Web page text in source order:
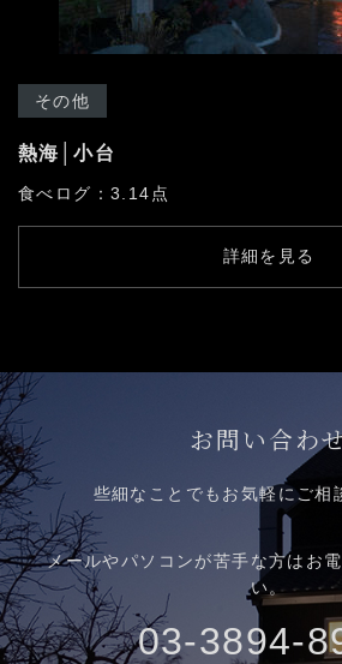
その他
熱海│小台
食べログ：3.14点
詳細を見る
お問い合わ
些細なことでもお気軽にご相
メールやパソコンが苦手な方はお
い。
03-3894-